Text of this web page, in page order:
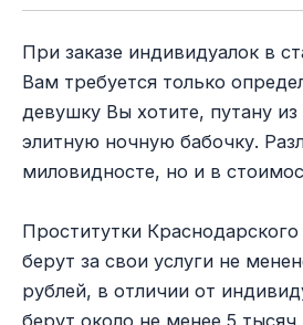
При заказе индивидуалок в
Вам требуется только
девушку Вы хотите, путану из
элитную ночную бабочку.
миловидносте, но и в
Проститутки
берут за свои услуги не
рублей, в отличии от
берут около не менее 5